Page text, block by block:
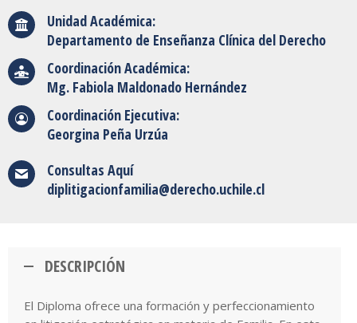
Unidad Académica:
Departamento de Enseñanza Clínica del Derecho
Coordinación Académica:
Mg. Fabiola Maldonado Hernández
Coordinación Ejecutiva:
Georgina Peña Urzúa
Consultas Aquí
diplitigacionfamilia@derecho.uchile.cl
DESCRIPCIÓN
El Diploma ofrece una formación y perfeccionamiento